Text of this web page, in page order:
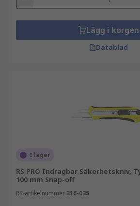
Lägg i korgen
Datablad
I lager
RS PRO Indragbar Säkerhetskniv,
100 mm Snap-off
RS-artikelnummer 316-035